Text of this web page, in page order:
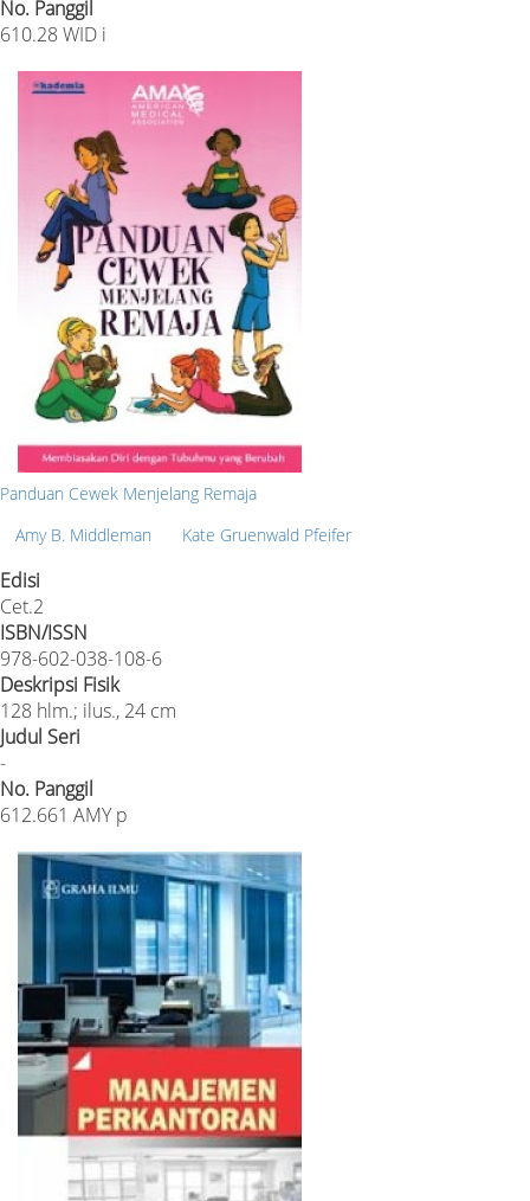
No. Panggil
610.28 WID i
Panduan Cewek Menjelang Remaja
Amy B. Middleman
Kate Gruenwald Pfeifer
Edisi
Cet.2
ISBN/ISSN
978-602-038-108-6
Deskripsi Fisik
128 hlm.; ilus., 24 cm
Judul Seri
-
No. Panggil
612.661 AMY p